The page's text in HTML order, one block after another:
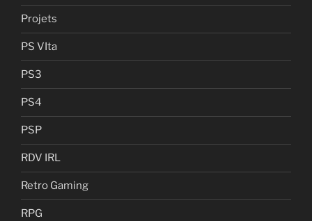
Projets
PS VIta
PS3
PS4
PSP
RDV IRL
Retro Gaming
RPG